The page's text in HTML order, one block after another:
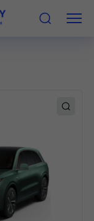
Меню